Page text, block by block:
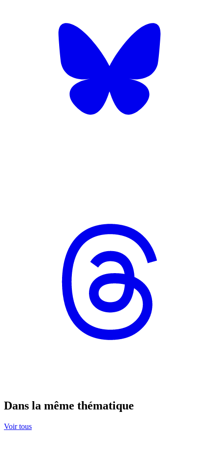
Dans la même thématique
Voir tous